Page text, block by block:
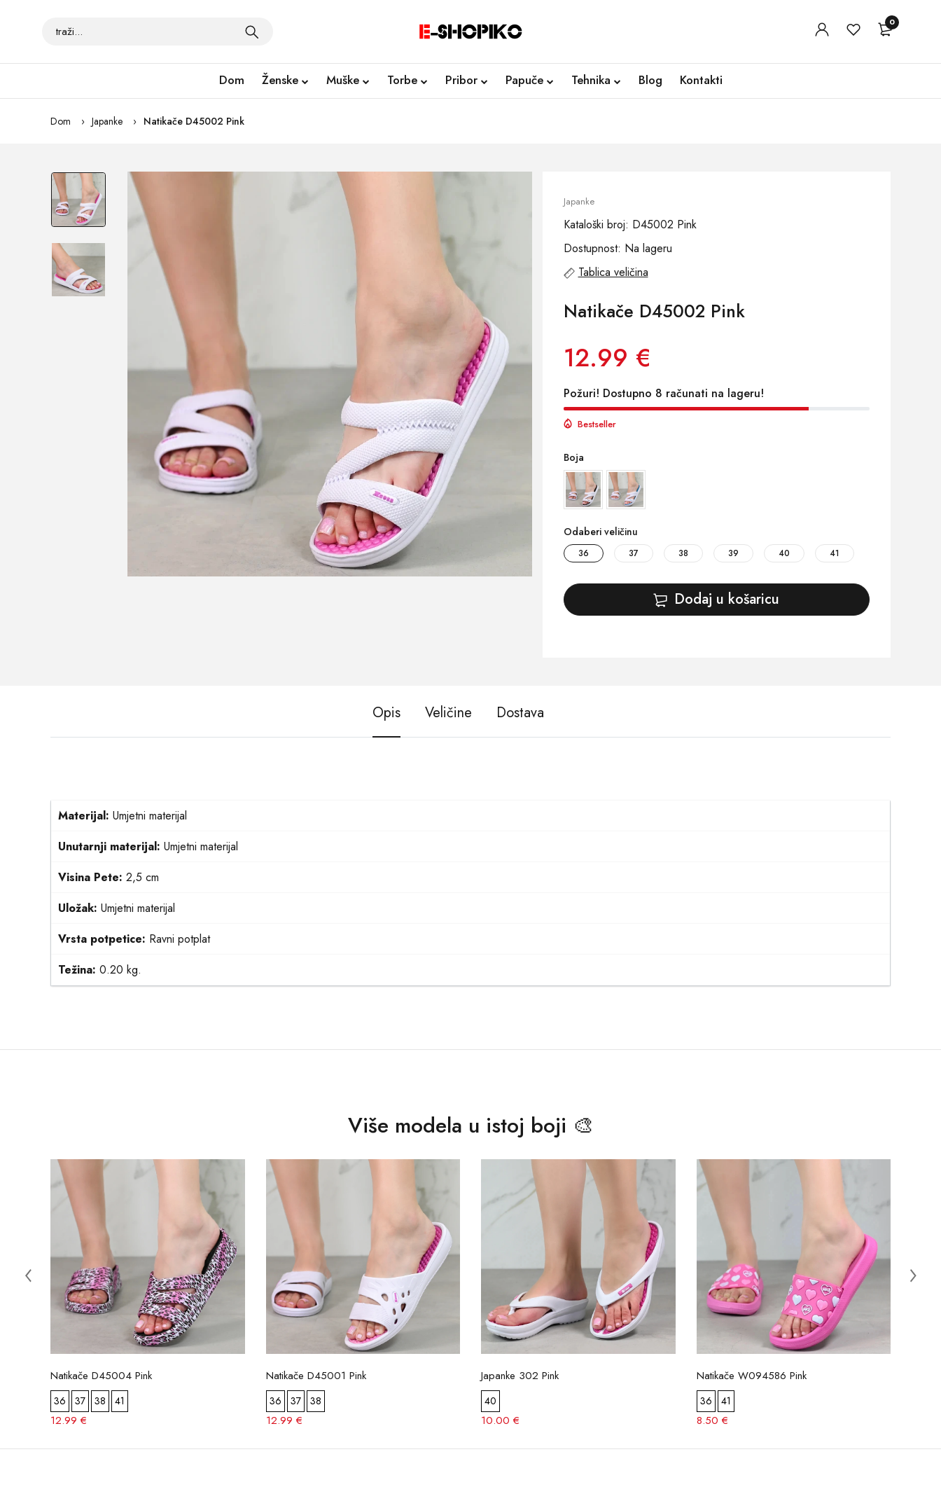
0
Dom Ženske Muške Torbe Pribor Papuče Tehnika Blog Kontakti
Dom Japanke Natikače D45002 Pink
Japanke
Kataloški broj: D45002 Pink
Dostupnost: Na lageru
Tablica veličina
Natikače D45002 Pink
12.99 €
Požuri! Dostupno 8 računati na lageru!
Bestseller
Boja
Odaberi veličinu
36 37 38 39 40 41
Dodaj u košaricu
Opis Veličine Dostava
Materijal: Umjetni materijal
Unutarnji materijal: Umjetni materijal
Visina Pete: 2,5 cm
Uložak: Umjetni materijal
Vrsta potpetice: Ravni potplat
Težina: 0.20 kg.
Više modela u istoj boji 🎨
Natikače D45004 Pink
36 37 38 41
12.99 €
Natikače D45001 Pink
36 37 38
12.99 €
Japanke 302 Pink
40
10.00 €
Natikače W094586 Pink
36 41
8.50 €